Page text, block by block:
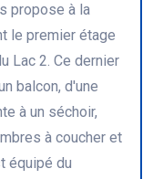
propose à la
le premier étage
Lac 2. Ce dernier
balcon, d'une
à un séchoir,
à coucher et
équipé du